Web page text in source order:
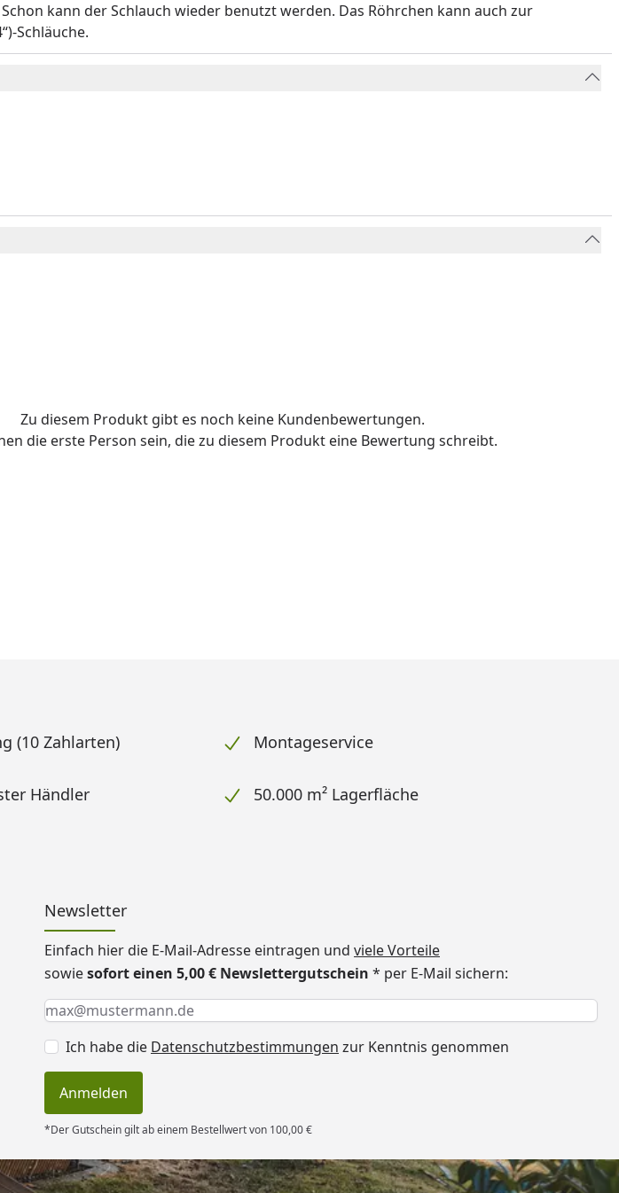
kann der Schlauch wieder benutzt werden. Das Röhrchen kann auch zur
Schläuche.
Zu diesem Produkt gibt es noch keine Kundenbewertungen.
die erste Person sein, die zu diesem Produkt eine Bewertung schreibt.
(10 Zahlarten) Montageservice
Händler 50.000 m² Lagerfläche
Newsletter
Einfach hier die E-Mail-Adresse eintragen und viele Vorteile
sowiesofort einen 5,00 € Newslettergutschein * per E-Mail sichern:
Keine Eingabe erforderlich
Eingabe erforderlich
E-Mail *
Ich habe die Datenschutzbestimmungen zur Kenntnis genommen
Anmelden
*Der Gutschein gilt ab einem Bestellwert von 100,00 €